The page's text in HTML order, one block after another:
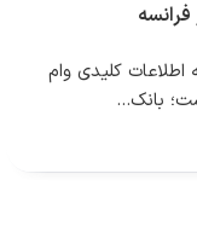
کلیدی وام
بانک...